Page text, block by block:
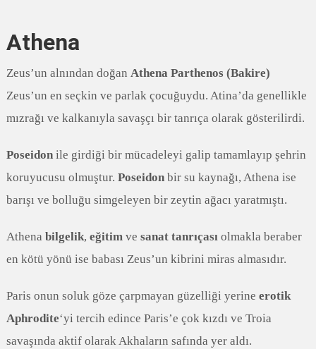
Athena
Zeus’un alnından doğan Athena Parthenos (Bakire)
Zeus’un en seçkin ve parlak çocuğuydu. Atina’da genellikle
mızrağı ve kalkanıyla savaşçı bir tanrıça olarak gösterilirdi.
Poseidonile girdiği bir mücadeleyi galip tamamlayıp şehrin
koruyucusu olmuştur. Poseidonbir su kaynağı, Athena ise
barışı ve bolluğu simgeleyen bir zeytin ağacı yaratmıştı.
Athena bilgelik, eğitimve sanat tanrıçasıolmakla beraber
en kötü yönü ise babası Zeus’un kibrini miras almasıdır.
Paris onun soluk göze çarpmayan güzelliği yerine erotik
Aphrodite‘yi tercih edince Paris’e çok kızdı ve Troia
savaşında aktif olarak Akhaların safında yer aldı.